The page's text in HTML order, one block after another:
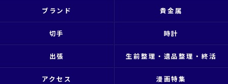
ブランド 貴金属
切手 時計
出張 生前整理・遺品整理・終活
アクセス 漫画特集